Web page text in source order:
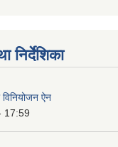
निर्देशिका
ऐन
17:59